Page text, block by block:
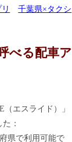
千葉県×タクシ
べる配車ア
（エスライド）」
：
県で利用可能で